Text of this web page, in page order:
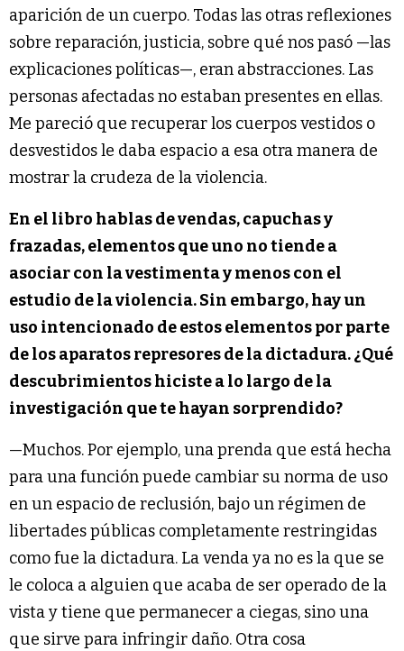
aparición de un cuerpo. Todas las otras reflexiones
sobre reparación, justicia, sobre qué nos pasó —las
explicaciones políticas—, eran abstracciones. Las
personas afectadas no estaban presentes en ellas.
Me pareció que recuperar los cuerpos vestidos o
desvestidos le daba espacio a esa otra manera de
mostrar la crudeza de la violencia.
En el libro hablas de vendas, capuchas y
frazadas, elementos que uno no tiende a
asociar con la vestimenta y menos con el
estudio de la violencia. Sin embargo, hay un
uso intencionado de estos elementos por parte
de los aparatos represores de la dictadura. ¿Qué
descubrimientos hiciste a lo largo de la
investigación que te hayan sorprendido?
—Muchos. Por ejemplo, una prenda que está hecha
para una función puede cambiar su norma de uso
en un espacio de reclusión, bajo un régimen de
libertades públicas completamente restringidas
como fue la dictadura. La venda ya no es la que se
le coloca a alguien que acaba de ser operado de la
vista y tiene que permanecer a ciegas, sino una
que sirve para infringir daño. Otra cosa